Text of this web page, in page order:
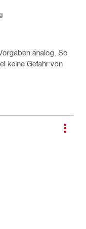
analog. So
keine Gefahr von